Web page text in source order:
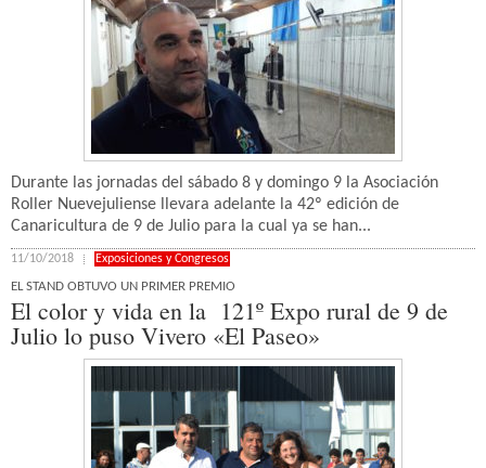
Durante las jornadas del sábado 8 y domingo 9 la Asociación
Roller Nuevejuliense llevara adelante la 42º edición de
Canaricultura de 9 de Julio para la cual ya se han...
11/10/2018 Exposiciones y Congresos
EL STAND OBTUVO UN PRIMER PREMIO
El color y vida en la 121º Expo rural de 9 de
Julio lo puso Vivero «El Paseo»